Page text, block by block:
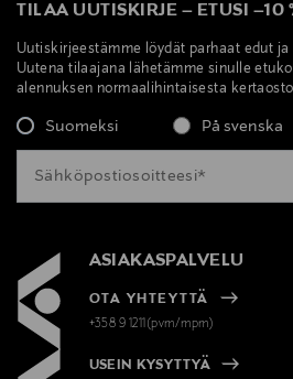
TILAA UUTISKIRJE – ETUSI –10
Uutiskirjeestämme löydät parhaat edut
Uutena tilaajana lähetämme sinulle
alennuksen normaalihintaisesta
Suomeksi På svenska
ASIAKASPALVELU
OTA YHTEYTTÄ
+358 9 1211(pvm/mpm)
USEIN KYSYTTYÄ